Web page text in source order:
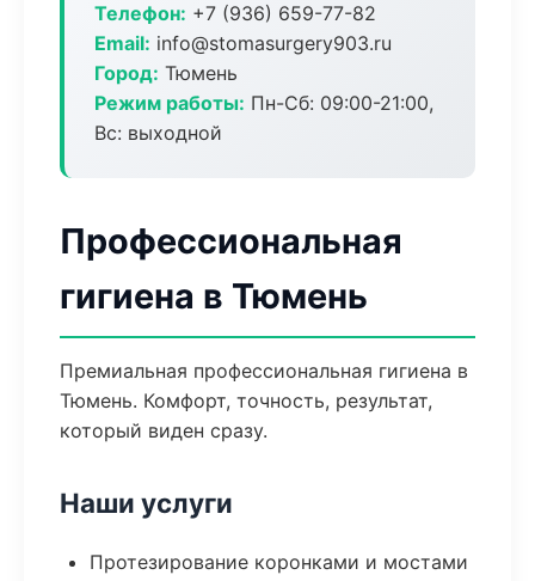
Телефон: +7 (936) 659-77-82
Email: info@stomasurgery903.ru
Город: Тюмень
Режим работы: Пн-Сб: 09:00-21:00,
Вс: выходной
Профессиональная
гигиена в Тюмень
Премиальная профессиональная гигиена в
Тюмень. Комфорт, точность, результат,
который виден сразу.
Наши услуги
Протезирование коронками и мостами